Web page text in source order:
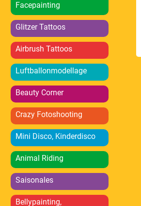
Facepainting
Glitzer Tattoos
Airbrush Tattoos
Luftballonmodellage
Beauty Corner
Crazy Fotoshooting
Mini Disco, Kinderdisco
Animal Riding
Saisonales
Bellypainting,